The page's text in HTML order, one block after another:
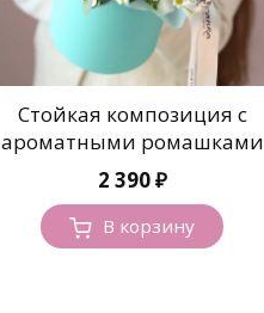
Стойкая композиция с
ароматными ромашками
2 390₽
В корзину